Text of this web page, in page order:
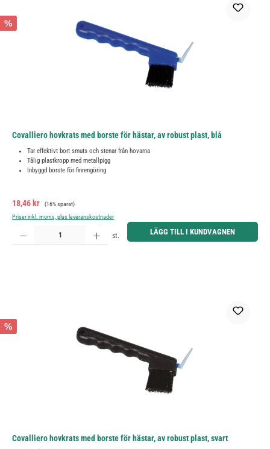
%
Covalliero hovkrats med borste för hästar, av robust plast, blå
Tar effektivt bort smuts och stenar från hovarna
Tålig plastkropp med metallpigg
Inbyggd borste för finrengöring
Försäljningspris:
18,46 kr Ordinarie pris:
(16% sparat)
Priser inkl. moms, plus leveranskostnader
Produktkvantitet: Ange önskat belopp eller använd knapparna för att öka eller minska kvantiteten.
st. LÄGG TILL I KUNDVAGNEN
%
Covalliero hovkrats med borste för hästar, av robust plast, svart